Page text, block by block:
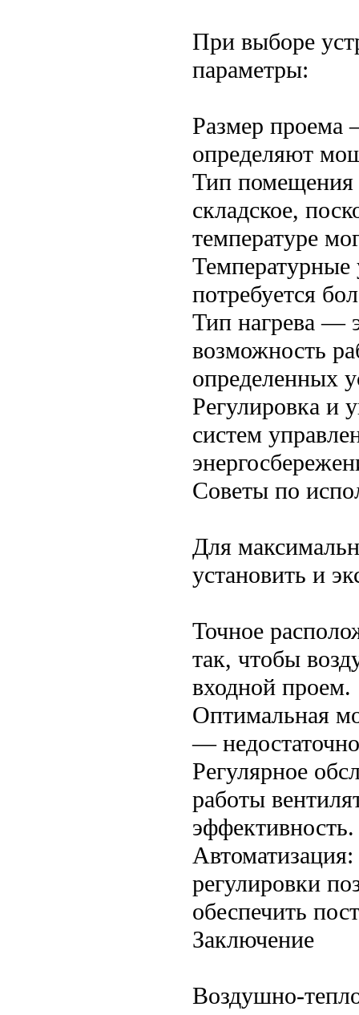
При выборе
параметры:
Размер проема
определяют
Тип помещения
складское,
температуре
потребуется
Тип нагрева —
возможность
определенных
Регулировка и
систем
Советы по
Для
установить и
Точное
так, чтобы
входной проем.
Оптимальная
—
Регулярное
работы
эффективность.
регулировки
обеспечить
Заключение
Воздушно-